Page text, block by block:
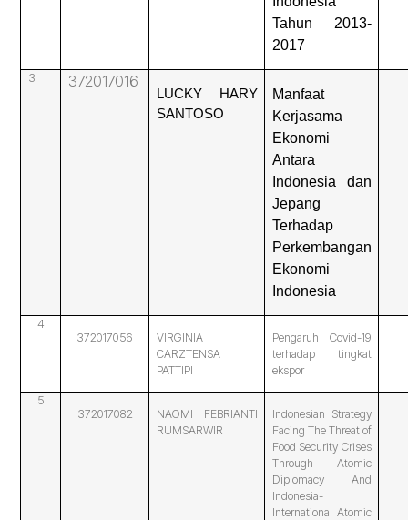
Tahun 2013-
2017
3 372017016
LUCKY HARY
SANTOSO
Manfaat
Kerjasama
Ekonomi
Antara
Indonesia dan
Jepang
Terhadap
Perkembangan
Ekonomi
Indonesia
4
372017056
VIRGINIA
CARZTENSA
PATTIPI
Pengaruh Covid-19
terhadap tingkat
ekspor
5
372017082
NAOMI FEBRIANTI
RUMSARWIR
Indonesian Strategy
Facing The Threat of
Food Security Crises
Through Atomic
Diplomacy And
Indonesia-
International Atomic